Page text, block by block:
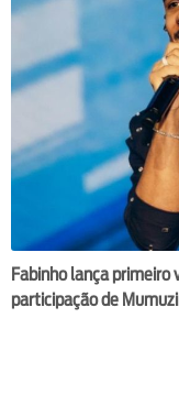
Fabinho lança primeiro
participação de